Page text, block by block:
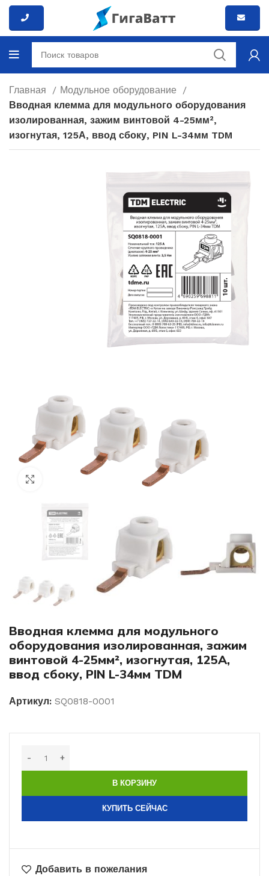
Главная
Модульное оборудование
Вводная клемма для модульного оборудования
изолированная, зажим винтовой 4-25мм²,
изогнутая, 125А, ввод сбоку, PIN L-34мм TDM
Нажмите, чтобы увеличить изображение
Вводная клемма для модульного
оборудования изолированная, зажим
винтовой 4-25мм², изогнутая, 125А,
ввод сбоку, PIN L-34мм TDM
Артикул: SQ0818-0001
В КОРЗИНУ
КУПИТЬ СЕЙЧАС
Добавить в пожелания